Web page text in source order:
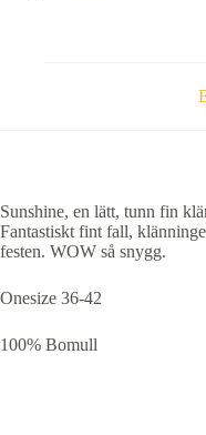
Sunshine, en lätt, tunn fin
Fantastiskt fint fall,
festen. WOW så snygg.
Onesize 36-42
100% Bomull